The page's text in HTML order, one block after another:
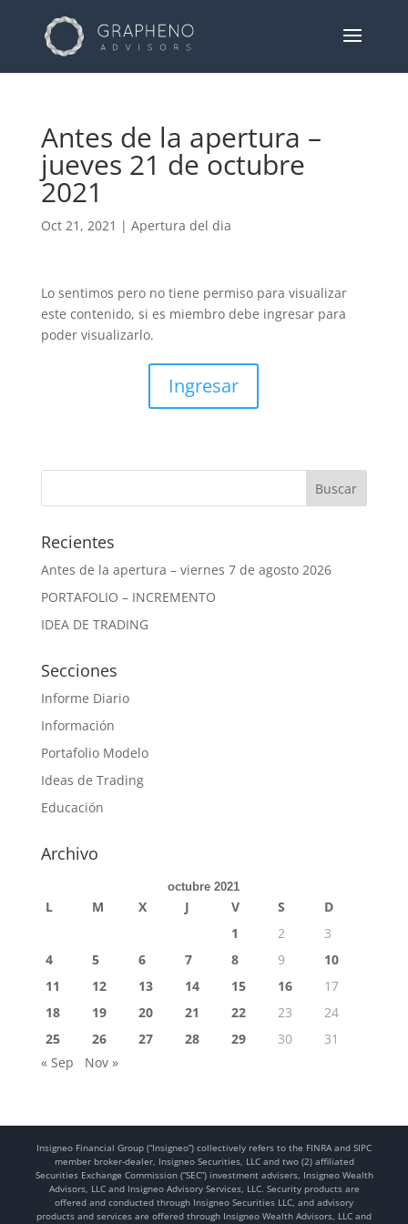
Antes de la apertura –
jueves 21 de octubre
2021
Oct 21, 2021 | Apertura del dia
Lo sentimos pero no tiene permiso para visualizar
este contenido, si es miembro debe ingresar para
poder visualizarlo.
Ingresar
Recientes
Antes de la apertura – viernes 7 de agosto 2026
PORTAFOLIO – INCREMENTO
IDEA DE TRADING
Secciones
Informe Diario
Información
Portafolio Modelo
Ideas de Trading
Educación
Archivo
octubre 2021
L M X J V S
D
1
2
3
4
5 6 7 8 9
10
11
12 13 14 15 16
17
18
19 20 21 22 23
24
25
26 27 28 29 30
31
« Sep
Nov »
Insigneo Financial Group (“Insigneo”) collectively refers to the FINRA and SIPC
member broker-dealer, Insigneo Securities, LLC and two (2) affiliated
Securities Exchange Commission (“SEC”) investment advisers, Insigneo Wealth
Advisors, LLC and Insigneo Advisory Services, LLC. Security products are
offered and conducted through Insigneo Securities LLC, and advisory
products and services are offered through Insigneo Wealth Advisors, LLC and